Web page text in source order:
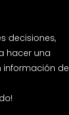
decisiones,
hacer una
información de